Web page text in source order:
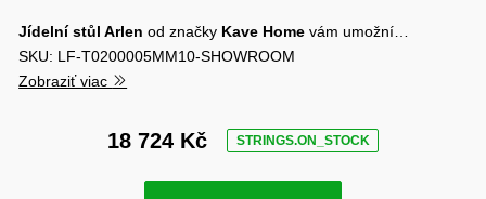
Jídelní stůl Arlen od značky Kave Home vám umožní…
SKU: LF-T0200005MM10-SHOWROOM
Zobraziť viac
18 724 Kč STRINGS.ON_STOCK